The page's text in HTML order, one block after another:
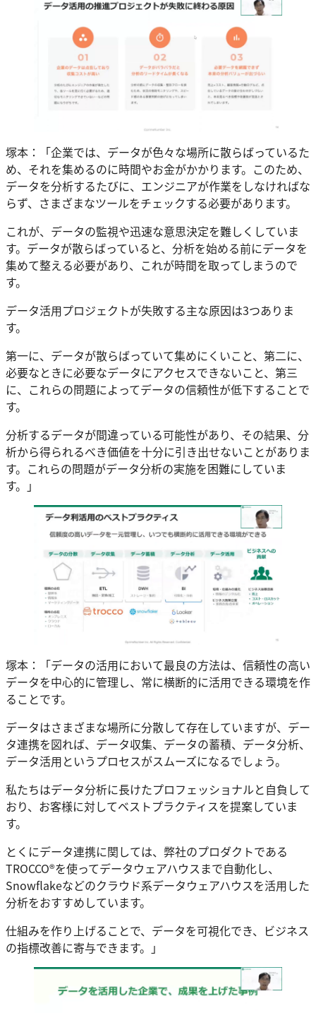
塚本：「企業では、データが色々な場所に散らばっているた
め、それを集めるのに時間やお金がかかります。このため、
データを分析するたびに、エンジニアが作業をしなければな
らず、さまざまなツールをチェックする必要があります。
これが、データの監視や迅速な意思決定を難しくしていま
す。データが散らばっていると、分析を始める前にデータを
集めて整える必要があり、これが時間を取ってしまうので
す。
データ活用プロジェクトが失敗する主な原因は3つありま
す。
第一に、データが散らばっていて集めにくいこと、第二に、
必要なときに必要なデータにアクセスできないこと、第三
に、これらの問題によってデータの信頼性が低下することで
す。
分析するデータが間違っている可能性があり、その結果、分
析から得られるべき価値を十分に引き出せないことがありま
す。これらの問題がデータ分析の実施を困難にしていま
す。」
塚本：「データの活用において最良の方法は、信頼性の高い
データを中心的に管理し、常に横断的に活用できる環境を作
ることです。
データはさまざまな場所に分散して存在していますが、デー
タ連携を図れば、データ収集、データの蓄積、データ分析、
データ活用というプロセスがスムーズになるでしょう。
私たちはデータ分析に長けたプロフェッショナルと自負して
おり、お客様に対してベストプラクティスを提案していま
す。
とくにデータ連携に関しては、弊社のプロダクトである
TROCCO®を使ってデータウェアハウスまで自動化し、
Snowflakeなどのクラウド系データウェアハウスを活用した
分析をおすすめしています。
仕組みを作り上げることで、データを可視化でき、ビジネス
の指標改善に寄与できます。」